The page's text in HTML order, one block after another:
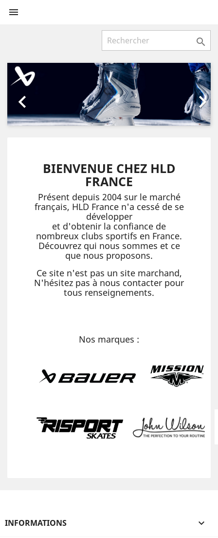



Précédent

BIENVENUE CHEZ HLD
FRANCE
Présent depuis 2004 sur le marché
français, HLD France n'a cessé de se
développer
et d'obtenir la confiance de
nombreux clubs sportifs en France.
Découvrez qui nous sommes et ce
que nous proposons.
Ce site n'est pas un site marchand,
N'hésitez pas à nous contacter pour
tous renseignements.
Nos marques :
INFORMATIONS 